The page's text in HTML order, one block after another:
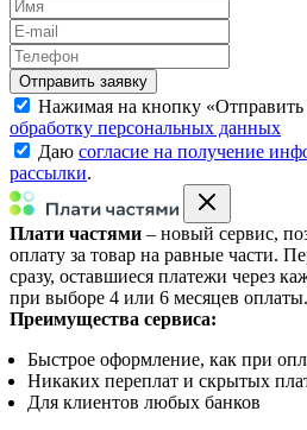
Нажимая на кнопку «Отправить
обработку персональных данных
Даю согласие на получение
рассылки.
Плати частями – новый сервис,
оплату за товар на равные части.
сразу, оставшиеся платежи через
при выборе 4 или 6 месяцев оплаты.
Преимущества сервиса:
Быстрое оформление, как при
Никаких переплат и скрытых
Для клиентов любых банков